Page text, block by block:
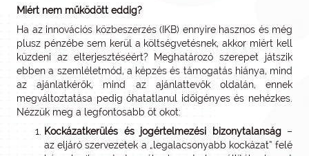
Miért nem működött eddig?
Ha az innovációs közbeszerzés (IKB) ennyire hasznos és még
plusz pénzébe sem kerül a költségvetésnek, akkor miért kell
küzdeni az elterjesztéséért? Meghatározó szerepet játszik
ebben a szemléletmód, a képzés és támogatás hiánya, mind
az ajánlatkérők, mind az ajánlattevők oldalán, ennek
megváltoztatása pedig óhatatlanul időigényes és nehézkes.
Nézzük meg a legfontosabb öt okot:
Kockázatkerülés és jogértelmezési bizonytalanság–
az eljáró szervezetek a „legalacsonyabb kockázat” felé